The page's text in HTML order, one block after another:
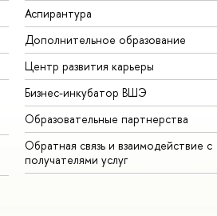
Аспирантура
Дополнительное образование
Центр развития карьеры
Бизнес-инкубатор ВШЭ
Образовательные партнерства
Обратная связь и взаимодействие с
получателями услуг